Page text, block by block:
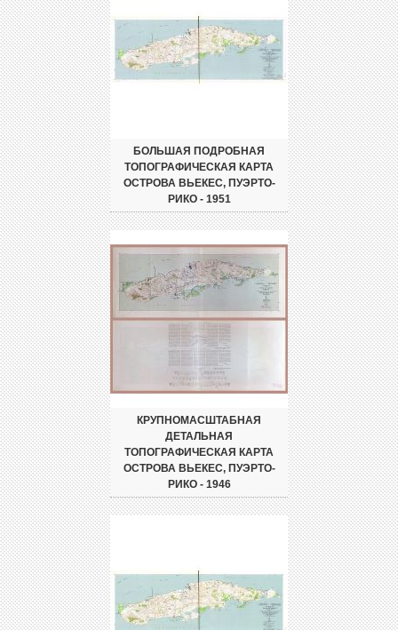
БОЛЬШАЯ ПОДРОБНАЯ
ТОПОГРАФИЧЕСКАЯ КАРТА
ОСТРОВА ВЬЕКЕС, ПУЭРТО-
РИКО - 1951
КРУПНОМАСШТАБНАЯ
ДЕТАЛЬНАЯ
ТОПОГРАФИЧЕСКАЯ КАРТА
ОСТРОВА ВЬЕКЕС, ПУЭРТО-
РИКО - 1946